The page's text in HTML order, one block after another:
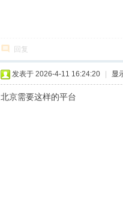
回复
发表于 2026-4-11 16:24:20 显
北京需要这样的平台